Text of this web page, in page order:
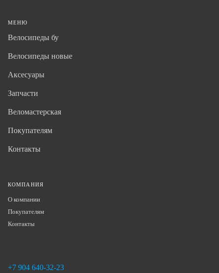
МЕНЮ
Велосипеды бу
Велосипеды новые
Аксесуары
Запчасти
Веломастерская
Покупателям
Контакты
КОМПАНИЯ
О компании
Покупателям
Контакты
+7 904 640-32-23